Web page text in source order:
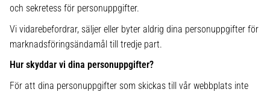
och sekretess för personuppgifter.
Vi vidarebefordrar, säljer eller byter aldrig dina personuppgifter för
marknadsföringsändamål till tredje part.
Hur skyddar vi dina personuppgifter?
För att dina personuppgifter som skickas till vår webbplats inte